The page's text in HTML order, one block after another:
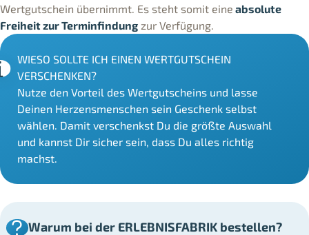
Wertgutschein übernimmt. Es steht somit eine absolute
Freiheit zur Terminfindung zur Verfügung.
WIESO SOLLTE ICH EINEN WERTGUTSCHEIN
VERSCHENKEN?
Nutze den Vorteil des Wertgutscheins und lasse
Deinen Herzensmenschen sein Geschenk selbst
wählen. Damit verschenkst Du die größte Auswahl
und kannst Dir sicher sein, dass Du alles richtig
machst.
Warum bei der ERLEBNISFABRIK bestellen?